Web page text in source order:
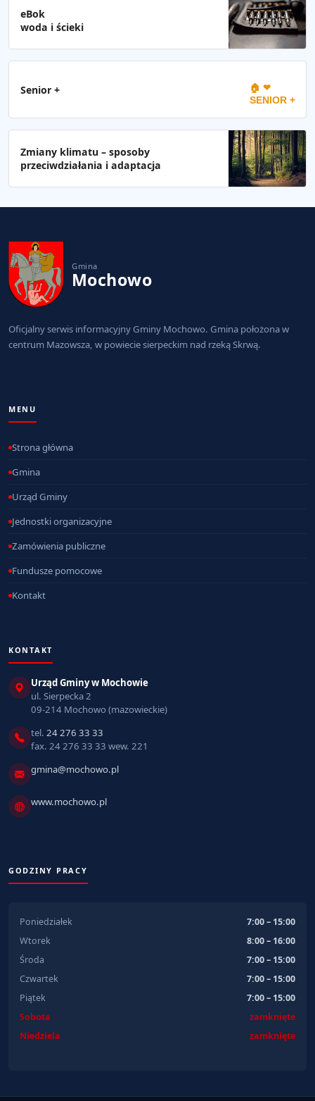
eBok
woda i ścieki
Senior + 🏠 ❤
SENIOR +
Zmiany klimatu – sposoby
przeciwdziałania i adaptacja
Gmina
Mochowo
Oficjalny serwis informacyjny Gminy Mochowo. Gmina położona w
centrum Mazowsza, w powiecie sierpeckim nad rzeką Skrwą.
MENU
Strona główna
Gmina
Urząd Gminy
Jednostki organizacyjne
Zamówienia publiczne
Fundusze pomocowe
Kontakt
KONTAKT
Urząd Gminy w Mochowie
ul. Sierpecka 2
09-214 Mochowo (mazowieckie)
tel. 24 276 33 33
fax. 24 276 33 33 wew. 221
gmina@mochowo.pl
www.mochowo.pl
GODZINY PRACY
Poniedziałek
7:00 – 15:00
Wtorek
8:00 – 16:00
Środa
7:00 – 15:00
Czwartek
7:00 – 15:00
Piątek
7:00 – 15:00
Sobota
zamknięte
Niedziela
zamknięte